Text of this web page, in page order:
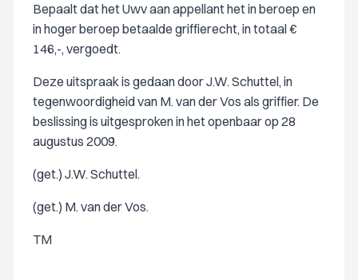
Bepaalt dat het Uwv aan appellant het in beroep en
in hoger beroep betaalde griffierecht, in totaal €
146,-, vergoedt.
Deze uitspraak is gedaan door J.W. Schuttel, in
tegenwoordigheid van M. van der Vos als griffier. De
beslissing is uitgesproken in het openbaar op 28
augustus 2009.
(get.) J.W. Schuttel.
(get.) M. van der Vos.
TM